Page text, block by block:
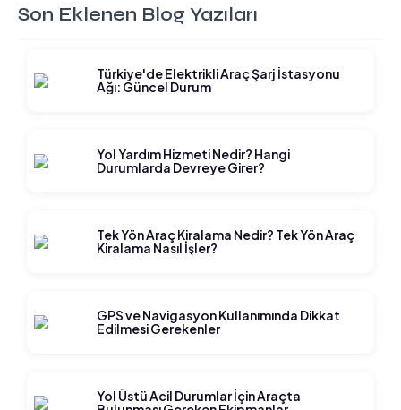
Son Eklenen Blog Yazıları
Türkiye'de Elektrikli Araç Şarj İstasyonu
Ağı: Güncel Durum
Yol Yardım Hizmeti Nedir? Hangi
Durumlarda Devreye Girer?
Tek Yön Araç Kiralama Nedir? Tek Yön Araç
Kiralama Nasıl İşler?
GPS ve Navigasyon Kullanımında Dikkat
Edilmesi Gerekenler
Yol Üstü Acil Durumlar İçin Araçta